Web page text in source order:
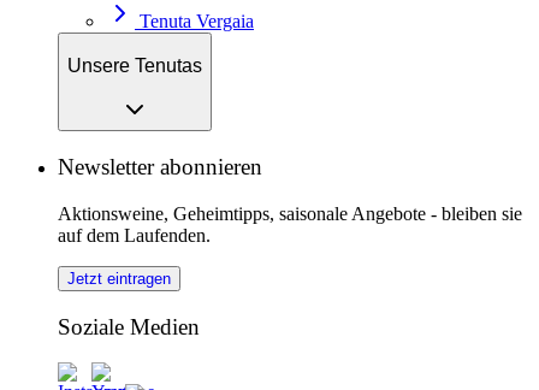
Tenuta Vergaia
Unsere Tenutas
Newsletter abonnieren
Aktionsweine, Geheimtipps, saisonale Angebote - bleiben sie
auf dem Laufenden.
Jetzt eintragen
Soziale Medien